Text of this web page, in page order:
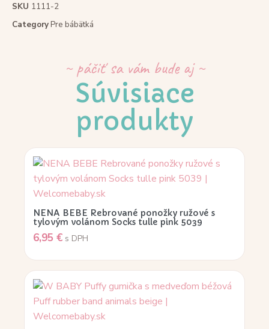
SKU 1111-2
CategoryPre bábätká
~ páčiť sa vám bude aj ~
Súvisiace
produkty
NENA BEBE Rebrované ponožky ružové s
tylovým volánom Socks tulle pink 5039
6,95 € s DPH